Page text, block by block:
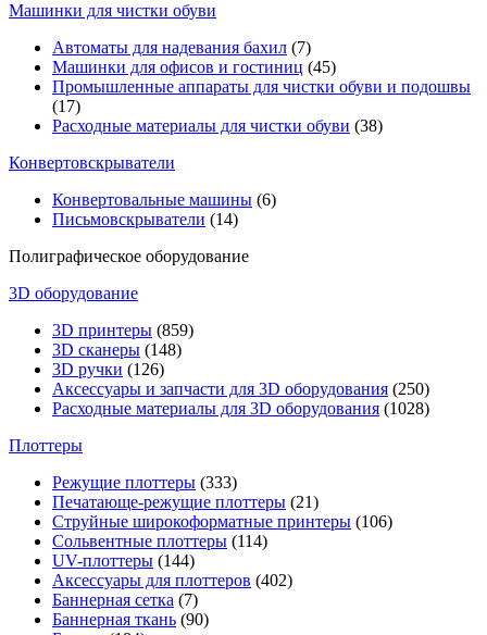
Машинки для чистки обуви
Автоматы для надевания бахил (7)
Машинки для офисов и гостиниц (45)
Промышленные аппараты для чистки обуви и подошвы
(17)
Расходные материалы для чистки обуви (38)
Конвертовскрыватели
Конвертовальные машины (6)
Письмовскрыватели (14)
Полиграфическое оборудование
3D оборудование
3D принтеры (859)
3D сканеры (148)
3D ручки (126)
Аксессуары и запчасти для 3D оборудования (250)
Расходные материалы для 3D оборудования (1028)
Плоттеры
Режущие плоттеры (333)
Печатающе-режущие плоттеры (21)
Струйные широкоформатные принтеры (106)
Сольвентные плоттеры (114)
UV-плоттеры (144)
Аксессуары для плоттеров (402)
Баннерная сетка (7)
Баннерная ткань (90)